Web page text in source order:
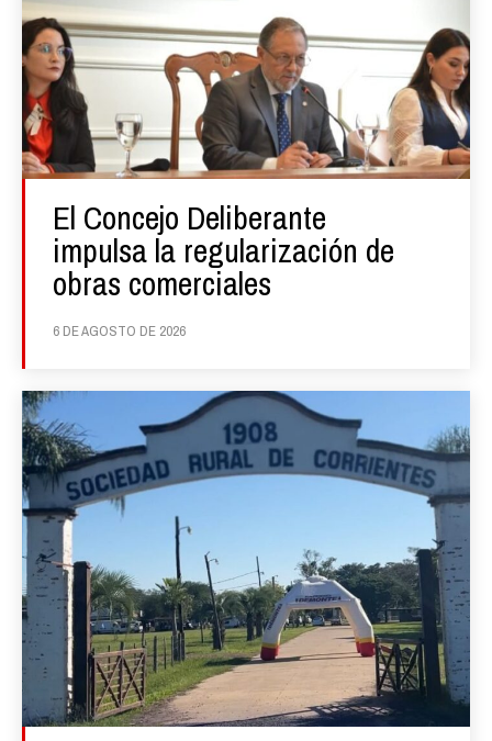
El Concejo Deliberante
impulsa la regularización de
obras comerciales
6 DE AGOSTO DE 2026